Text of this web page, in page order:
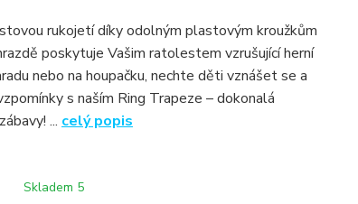
rukojetí díky odolným plastovým kroužkům
poskytuje Vašim ratolestem vzrušující herní
nebo na houpačku, nechte děti vznášet se a
s naším Ring Trapeze – dokonalá
... celý popis
Skladem 5